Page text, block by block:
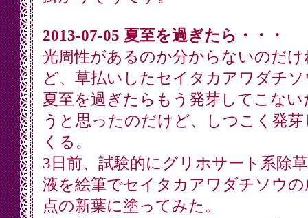
2013-07-05 夏至を過ぎたら・・・
光周性があるのか分からないのだけ
ど、草払いしたセイタカアワダチソ
夏至を過ぎたらもう発芽してこない
うと思ったのだけど、しつこく発芽
くる。
3日前、試験的にグリホサート系除
液を絵筆でセイタカアワダチソウの
点の新葉に塗ってみた。